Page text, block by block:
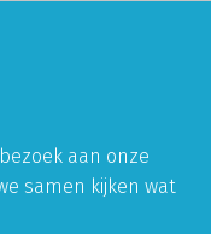
aan onze
samen kijken wat